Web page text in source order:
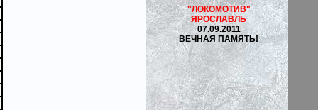
"ЛОКОМОТИВ"
ЯРОСЛАВЛЬ
07.09.2011
ВЕЧНАЯ ПАМЯТЬ!